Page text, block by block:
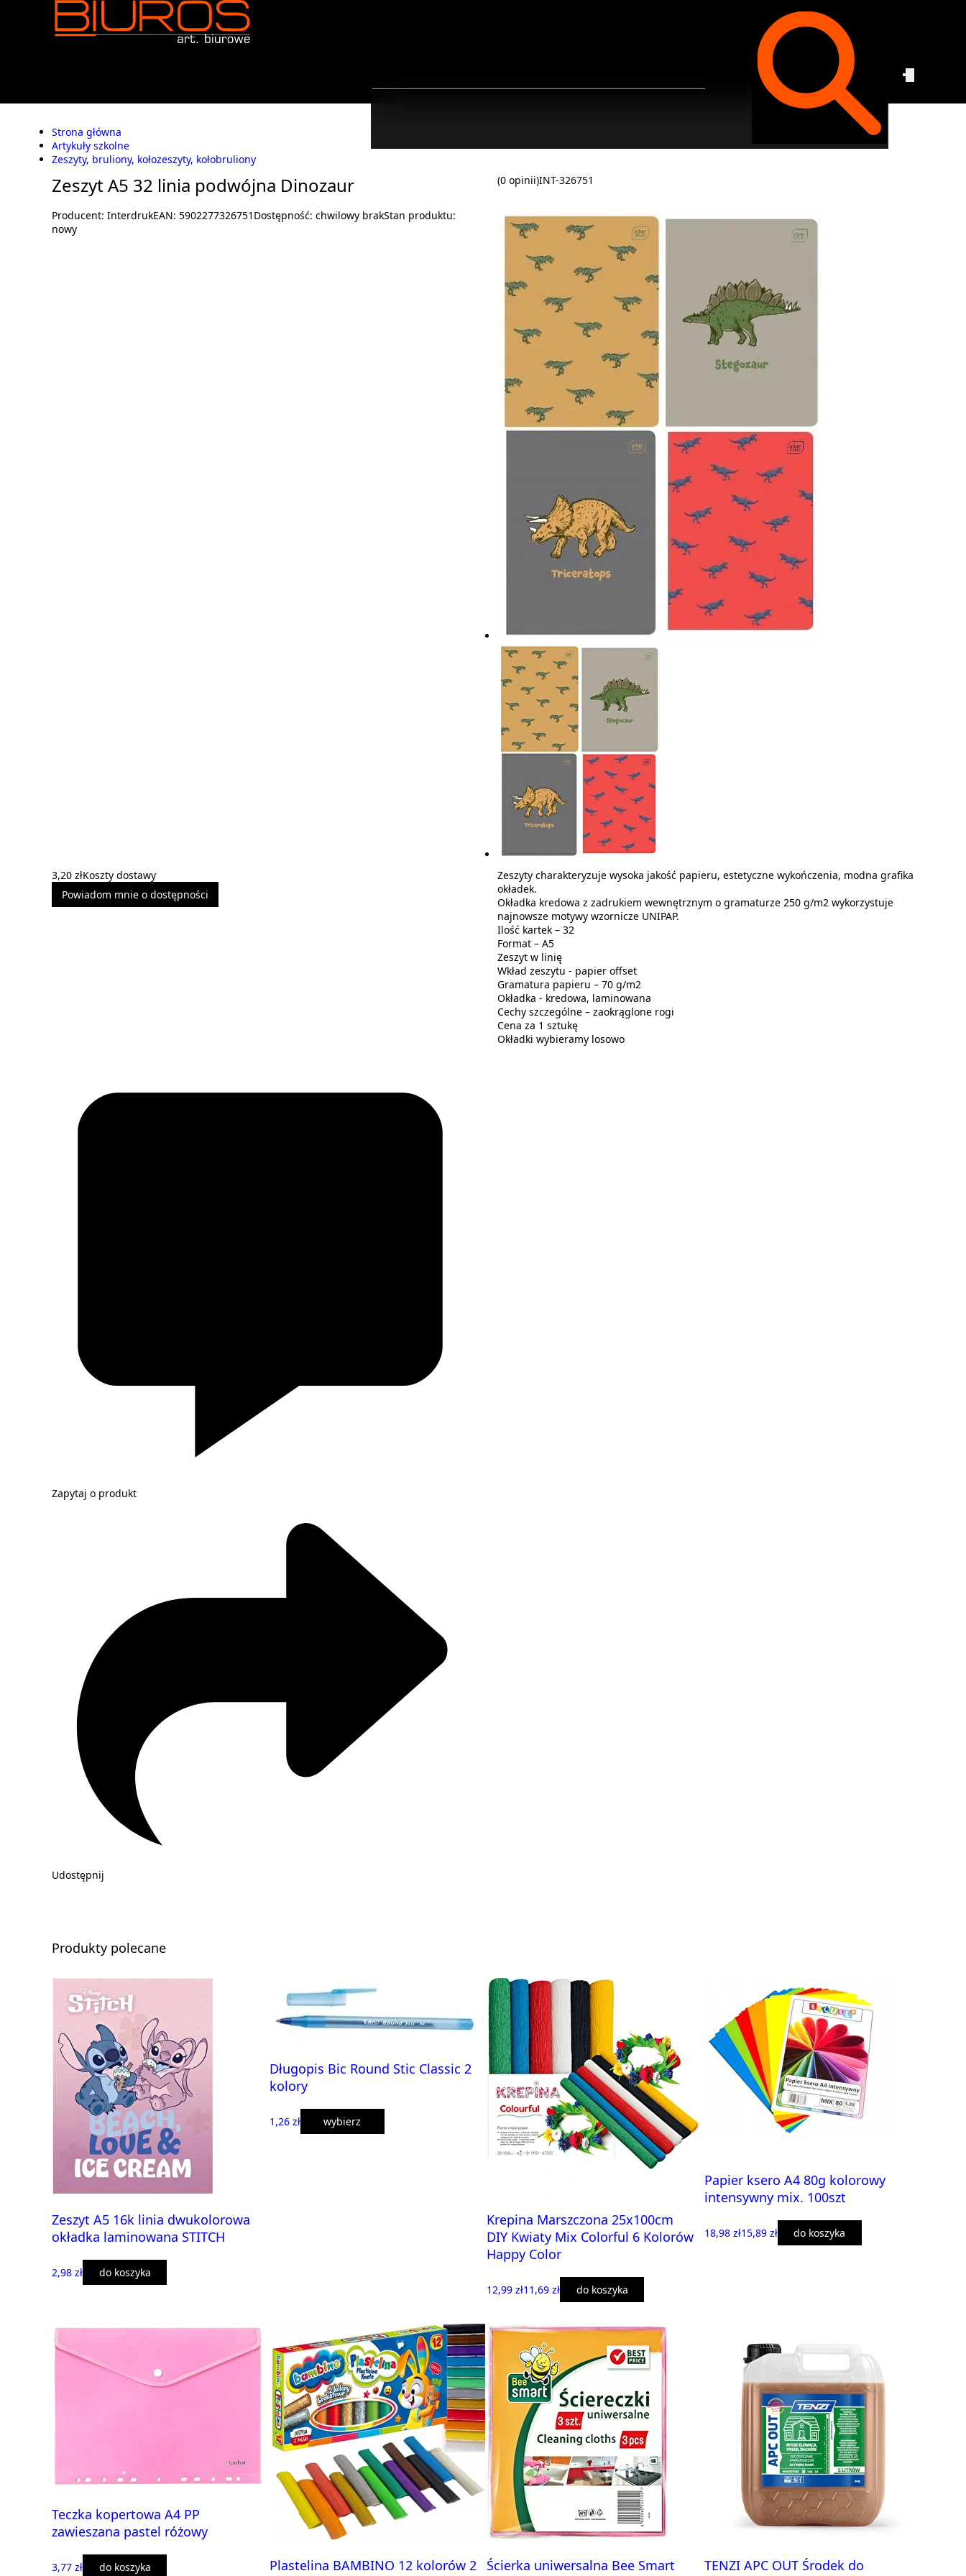
Strona główna
Artykuły szkolne
Zeszyty, bruliony, kołozeszyty, kołobruliony
Zeszyt A5 32 linia podwójna Dinozaur (0 opinii)INT-326751
Producent: InterdrukEAN: 5902277326751 Dostępność: chwilowy brakStan produktu:
nowy
3,20 złKoszty dostawy
Powiadom mnie o dostępności
Zeszyty charakteryzuje wysoka jakość papieru, estetyczne wykończenia, modna grafika
okładek.
Okładka kredowa z zadrukiem wewnętrznym o gramaturze 250 g/m2 wykorzystuje
najnowsze motywy wzornicze UNIPAP.
Ilość kartek – 32
Format – A5
Zeszyt w linię
Wkład zeszytu - papier offset
Gramatura papieru – 70 g/m2
Okładka - kredowa, laminowana
Cechy szczególne – zaokrąglone rogi
Cena za 1 sztukę
Okładki wybieramy losowo
Zapytaj o produkt
Udostępnij
Produkty polecane
Zeszyt A5 16k linia dwukolorowa
okładka laminowana STITCH
2,98 zł do koszyka
Długopis Bic Round Stic Classic 2
kolory
1,26 zł wybierz
Krepina Marszczona 25x100cm
DIY Kwiaty Mix Colorful 6 Kolorów
Happy Color
12,99 zł11,69 zł do koszyka
Papier ksero A4 80g kolorowy
intensywny mix. 100szt
18,98 zł15,89 zł do koszyka
Teczka kopertowa A4 PP
zawieszana pastel różowy
3,77 zł do koszyka
Plastelina BAMBINO 12 kolorów 2
Ścierka uniwersalna Bee Smart
TENZI APC OUT Środek do